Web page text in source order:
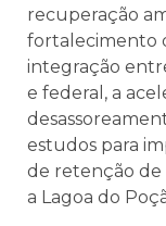
recuperação
fortalecimento
integração
e federal, a
estudos para
de retenção de
a Lagoa do